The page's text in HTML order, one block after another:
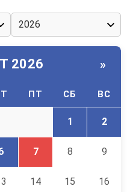
2026 »
ПТ СБ ВС
1 2
7 8 9
14 15 16